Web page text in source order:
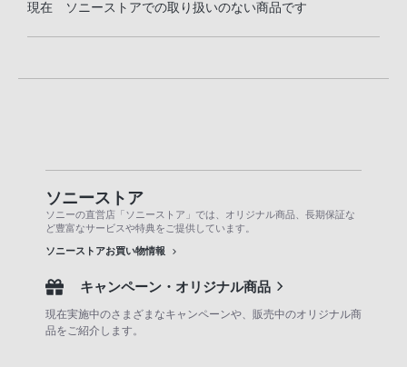
現在 ソニーストアでの取り扱いのない商品です
ソニーストア
ソニーの直営店「ソニーストア」では、オリジナル商品、長期保証な
ど豊富なサービスや特典をご提供しています。
ソニーストアお買い物情報
キャンペーン・オリジナル商品
現在実施中のさまざまなキャンペーンや、販売中のオリジナル商
品をご紹介します。